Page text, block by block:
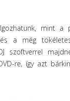
mint
a még
szoftverrel
re, így azt